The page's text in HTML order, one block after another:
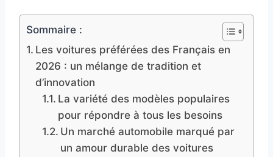
Sommaire :
Les voitures préférées des Français en
2026 : un mélange de tradition et
d’innovation
La variété des modèles populaires
pour répondre à tous les besoins
Un marché automobile marqué par
un amour durable des voitures